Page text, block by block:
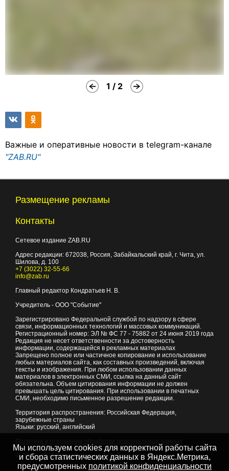
1 / 2
Важные и оперативные новости в telegram-канале
"ZAB.RU"
Размещение рекламы
Контакты
Сетевое издание ZAB.RU
Адрес редакции: 672038, Россия, Забайкальский край, г. Чита, ул.
Шилова, д. 100
+7 (3022) 32-55-66
info@zab.ru
Главный редактор Кондратьев Н. В.
Учредитель - ООО "Событие"
Зарегистрировано Федеральной службой по надзору в сфере
связи, информационных технологий и массовых коммуникаций.
Регистрационный номер: ЭЛ № ФС 77 - 75882 от 24 июня 2019 года
Редакция не несет ответственности за достоверность
информации, содержащейся в рекламных материалах
Запрещено полное или частичное копирование и использование
любых материалов сайта, как составных произведений, включая
тексты и изображения. При любом использовании данных
материалов в электронных СМИ, ссылка на данный сайт
обязательна. Объем цитирования информации не должен
превышать цель цитирования. При использовании в печатных
СМИ, необходимо письменное разрешение редакции.
Территория распространения: Российская Федерация,
зарубежные страны
Языки: русский, английский
© 2007 - 2026Портал Читы и Забайкальского края
Мы используем cookies для корректной работы сайта
и сбора статистических данных в Яндекс.Метрика,
предусмотренных политикой конфиденциальности